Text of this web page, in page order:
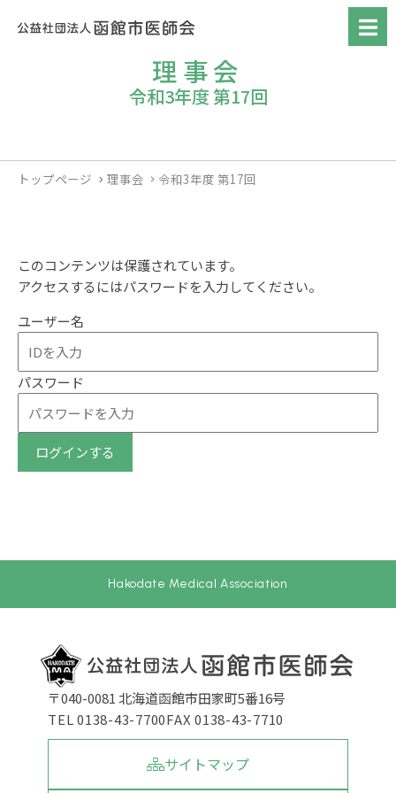
理事会
令和3年度 第17回
トップページ 理事会 令和3年度 第17回
このコンテンツは保護されています。
アクセスするにはパスワードを入力してください。
ユーザー名
パスワード
ログインする
Hakodate Medical Association
〒040-0081 北海道函館市田家町5番16号
TEL 0138-43-7700FAX 0138-43-7710
サイトマップ